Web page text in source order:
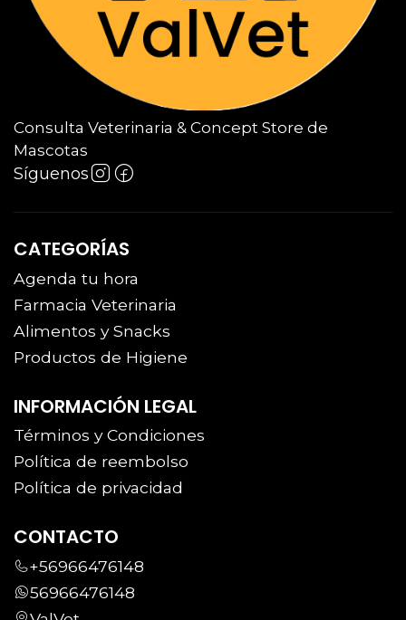
Consulta Veterinaria & Concept Store de
Mascotas
Síguenos
CATEGORÍAS
Agenda tu hora
Farmacia Veterinaria
Alimentos y Snacks
Productos de Higiene
INFORMACIÓN LEGAL
Términos y Condiciones
Política de reembolso
Política de privacidad
CONTACTO
+56966476148
56966476148